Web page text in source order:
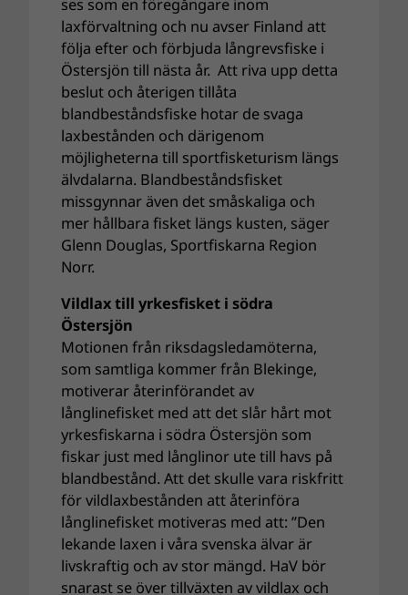
ses som en föregångare inom
laxförvaltning och nu avser Finland att
följa efter och förbjuda långrevsfiske i
Östersjön till nästa år. Att riva upp detta
beslut och återigen tillåta
blandbeståndsfiske hotar de svaga
laxbestånden och därigenom
möjligheterna till sportfisketurism längs
älvdalarna. Blandbeståndsfisket
missgynnar även det småskaliga och
mer hållbara fisket längs kusten, säger
Glenn Douglas, Sportfiskarna Region
Norr.
Vildlax till yrkesfisket i södra
Östersjön
Motionen från riksdagsledamöterna,
som samtliga kommer från Blekinge,
motiverar återinförandet av
långlinefisket med att det slår hårt mot
yrkesfiskarna i södra Östersjön som
fiskar just med långlinor ute till havs på
blandbestånd. Att det skulle vara riskfritt
för vildlaxbestånden att återinföra
långlinefisket motiveras med att: ”Den
lekande laxen i våra svenska älvar är
livskraftig och av stor mängd. HaV bör
snarast se över tillväxten av vildlax och